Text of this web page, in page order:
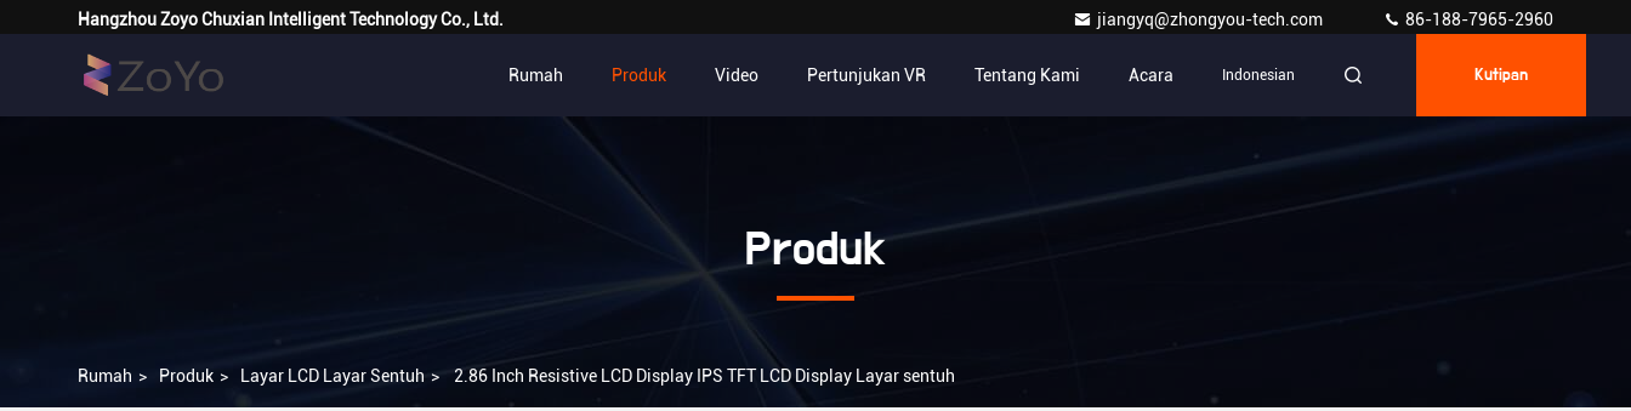
Hangzhou Zoyo Chuxian Intelligent Technology Co., Ltd. jiangyq@zhongyou-tech.com 86-188-7965-2960
Rumah Produk Video Pertunjukan VR Tentang Kami Acara Indonesian Kutipan
Produk
Rumah > Produk > Layar LCD Layar Sentuh > 2.86 Inch Resistive LCD Display IPS TFT LCD Display Layar sentuh